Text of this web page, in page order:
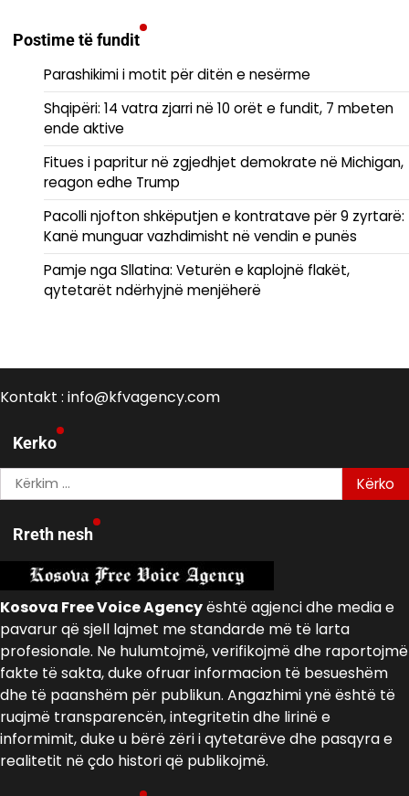
Postime të fundit
Parashikimi i motit për ditën e nesërme
Shqipëri: 14 vatra zjarri në 10 orët e fundit, 7 mbeten
ende aktive
Fitues i papritur në zgjedhjet demokrate në Michigan,
reagon edhe Trump
Pacolli njofton shkëputjen e kontratave për 9 zyrtarë:
Kanë munguar vazhdimisht në vendin e punës
Pamje nga Sllatina: Veturën e kaplojnë flakët,
qytetarët ndërhyjnë menjëherë
Kontakt : info@kfvagency.com
Kerko
Kërko
për:
Rreth nesh
Kosova Free Voice Agencyështë agjenci dhe media e
pavarur që sjell lajmet me standarde më të larta
profesionale. Ne hulumtojmë, verifikojmë dhe raportojmë
fakte të sakta, duke ofruar informacion të besueshëm
dhe të paanshëm për publikun. Angazhimi ynë është të
ruajmë transparencën, integritetin dhe lirinë e
informimit, duke u bërë zëri i qytetarëve dhe pasqyra e
realitetit në çdo histori që publikojmë.